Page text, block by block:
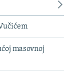
masovnoj